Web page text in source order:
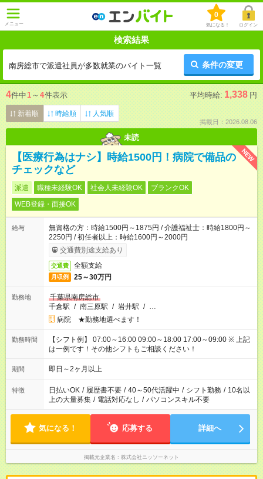
メニュー
0
気になる！ ログイン
検索結果
南房総市で派遣社員が多数就業のバイト一覧 条件の変更
4件中1 ～ 4件表示 平均時給: 1,338 円
新着順 時給順 人気順
掲載日：2026.08.06
未読
NEW
【医療行為はナシ】時給1500円！病院で備品の
チェックなど
派遣 職種未経験OK 社会人未経験OK
ブランクOK
WEB登録・面接OK
給与
無資格の方：時給1500円～1875円 / 介護福祉士：時給1800円～
2250円 / 初任者以上：時給1600円～2000円
交通費別途支給あり
交通費 全額支給
月収例 25～30万円
勤務地
千葉県南房総市
千倉駅 / 南三原駅 / 岩井駅 / …
病院 ★勤務地選べます！
勤務時間
【シフト例】 07:00～16:00 09:00～18:00 17:00～09:00 ※ 上記
は一例です！その他シフトもご相談ください！
期間 即日～2ヶ月以上
特徴 日払いOK / 履歴書不要 / 40～50代活躍中 / シフト勤務 / 10名以
上の大量募集 / 電話対応なし / パソコンスキル不要
気になる！ 応募する 詳細へ
掲載元企業名 株式会社ニッソーネット